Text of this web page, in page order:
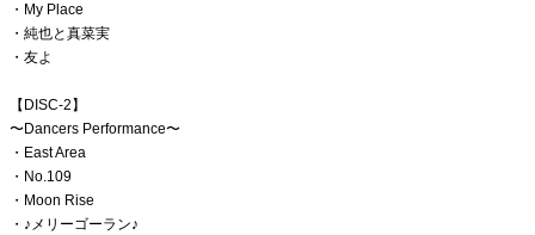
・My Place
・純也と真菜実
・友よ
【DISC-2】
〜Dancers Performance〜
・East Area
・No.109
・Moon Rise
・♪メリーゴーラン♪